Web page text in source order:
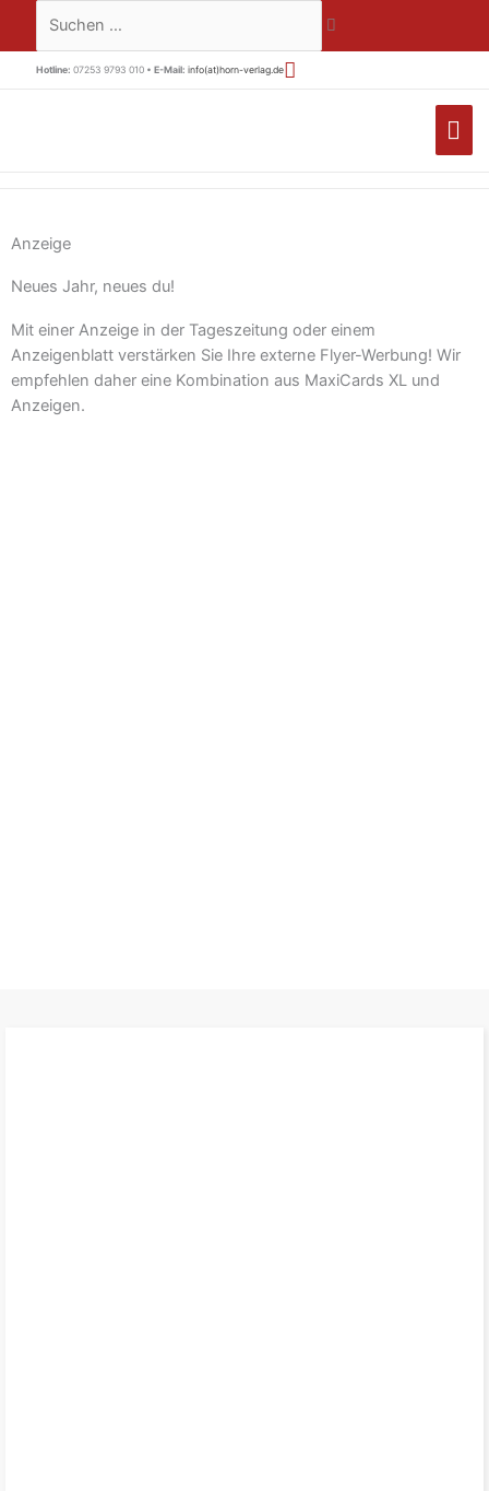
springen
Suchen …
Hotline: 07253 9793 010 • E-Mail: info(at)horn-verlag.de
Anzeige
Neues Jahr, neues du!
Mit einer Anzeige in der Tageszeitung oder einem
Anzeigenblatt verstärken Sie Ihre externe Flyer-Werbung! Wir
empfehlen daher eine Kombination aus MaxiCards XL und
Anzeigen.